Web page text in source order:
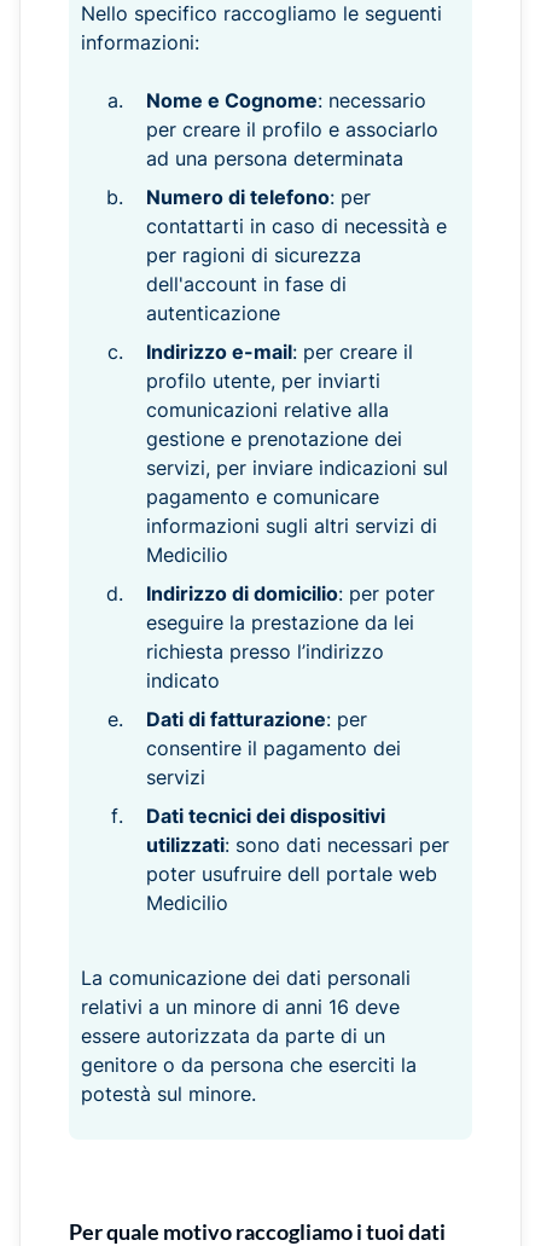
Nello specifico raccogliamo le seguenti
informazioni:
Nome e Cognome: necessario
per creare il profilo e associarlo
ad una persona determinata
Numero di telefono: per
contattarti in caso di necessità e
per ragioni di sicurezza
dell'account in fase di
autenticazione
Indirizzo e-mail: per creare il
profilo utente, per inviarti
comunicazioni relative alla
gestione e prenotazione dei
servizi, per inviare indicazioni sul
pagamento e comunicare
informazioni sugli altri servizi di
Medicilio
Indirizzo di domicilio: per poter
eseguire la prestazione da lei
richiesta presso l’indirizzo
indicato
Dati di fatturazione: per
consentire il pagamento dei
servizi
Dati tecnici dei dispositivi
utilizzati: sono dati necessari per
poter usufruire dell portale web
Medicilio
La comunicazione dei dati personali
relativi a un minore di anni 16 deve
essere autorizzata da parte di un
genitore o da persona che eserciti la
potestà sul minore.
Per quale motivo raccogliamo i tuoi dati